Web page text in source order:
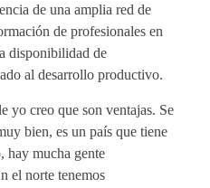
de una amplia red de
de profesionales en
disponibilidad de
al desarrollo productivo.
yo creo que son ventajas. Se
bien, es un país que tiene
hay mucha gente
el norte tenemos